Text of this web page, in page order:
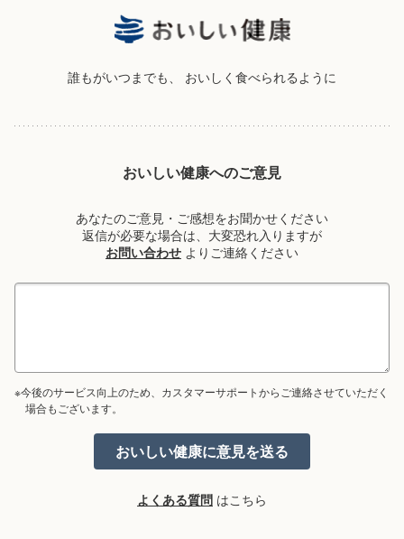
誰もがいつまでも、 おいしく食べられるように
おいしい健康へのご意見
あなたのご意見・ご感想をお聞かせください
返信が必要な場合は、大変恐れ入りますが
お問い合わせ よりご連絡ください
※今後のサービス向上のため、カスタマーサポートからご連絡させていただく
場合もございます。
よくある質問 はこちら